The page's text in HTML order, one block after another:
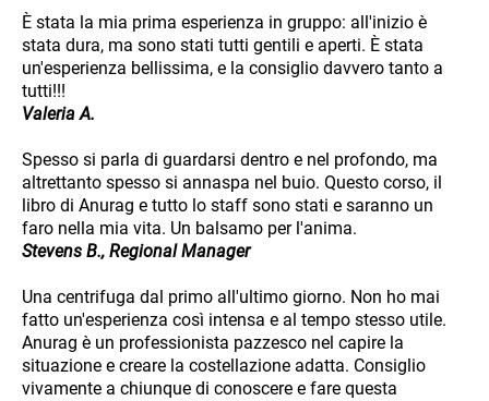
È stata la mia prima esperienza in gruppo: all'inizio è
stata dura, ma sono stati tutti gentili e aperti. È stata
un'esperienza bellissima, e la consiglio davvero tanto a
tutti!!!
Valeria A.
Spesso si parla di guardarsi dentro e nel profondo, ma
altrettanto spesso si annaspa nel buio. Questo corso, il
libro di Anurag e tutto lo staff sono stati e saranno un
faro nella mia vita. Un balsamo per l'anima.
Stevens B., Regional Manager
Una centrifuga dal primo all'ultimo giorno. Non ho mai
fatto un'esperienza così intensa e al tempo stesso utile.
Anurag è un professionista pazzesco nel capire la
situazione e creare la costellazione adatta. Consiglio
vivamente a chiunque di conoscere e fare questa